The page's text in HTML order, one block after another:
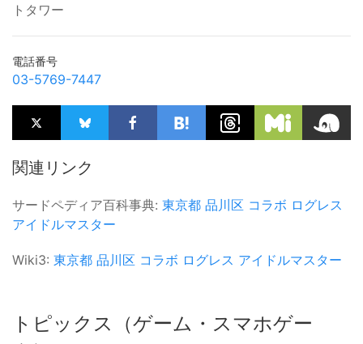
トタワー
電話番号
03-5769-7447
関連リンク
サードペディア百科事典: 東京都 品川区 コラボ ログレス
アイドルマスター
Wiki3: 東京都 品川区 コラボ ログレス アイドルマスター
トピックス（ゲーム・スマホゲー